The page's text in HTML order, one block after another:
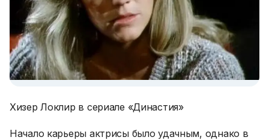
Хизер Локлир в сериале «Династия»
Начало карьеры актрисы было удачным, однако в